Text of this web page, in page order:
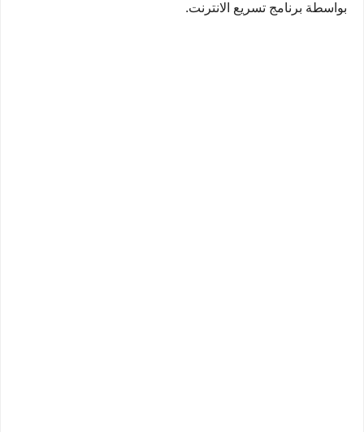
بواسطة برنامج تسريع الانترنت.